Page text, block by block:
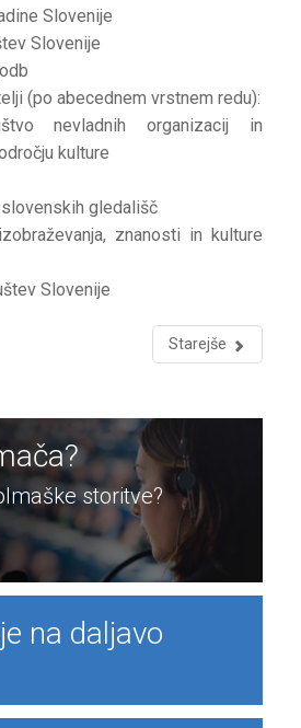
Slovenije
Slovenije
(po abecednem vrstnem redu):
nevladnih organizacij in
kulture
gledališč
znanosti in kulture
Slovenije
Starejše
storitve?
na daljavo